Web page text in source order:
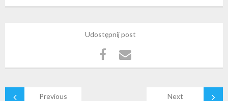
Udostępnij post
Previous Next